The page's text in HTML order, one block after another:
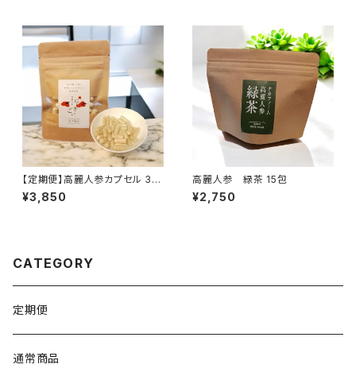
【定期便】高麗人参カプセル 31
粒（送料無料）
¥3,850
高麗人参 緑茶 15包
¥2,750
CATEGORY
定期便
通常商品